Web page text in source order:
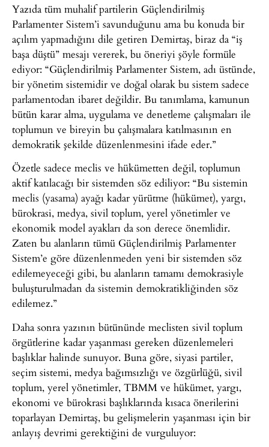
Yazıda tüm muhalif partilerin Güçlendirilmiş
Parlamenter Sistem’i savunduğunu ama bu konuda bir
açılım yapmadığını dile getiren Demirtaş, biraz da “iş
başa düştü” mesajı vererek, bu öneriyi şöyle formüle
ediyor: “Güçlendirilmiş Parlamenter Sistem, adı üstünde,
bir yönetim sistemidir ve doğal olarak bu sistem sadece
parlamentodan ibaret değildir. Bu tanımlama, kamunun
bütün karar alma, uygulama ve denetleme çalışmaları ile
toplumun ve bireyin bu çalışmalara katılmasının en
demokratik şekilde düzenlenmesini ifade eder.”
Özetle sadece meclis ve hükümetten değil, toplumun
aktif katılacağı bir sistemden söz ediliyor: “Bu sistemin
meclis (yasama) ayağı kadar yürütme (hükümet), yargı,
bürokrasi, medya, sivil toplum, yerel yönetimler ve
ekonomik model ayakları da son derece önemlidir.
Zaten bu alanların tümü Güçlendirilmiş Parlamenter
Sistem’e göre düzenlenmeden yeni bir sistemden söz
edilemeyeceği gibi, bu alanların tamamı demokrasiyle
buluşturulmadan da sistemin demokratikliğinden söz
edilemez.”
Daha sonra yazının bütününde meclisten sivil toplum
örgütlerine kadar yaşanması gereken düzenlemeleri
başlıklar halinde sunuyor. Buna göre, siyasi partiler,
seçim sistemi, medya bağımsızlığı ve özgürlüğü, sivil
toplum, yerel yönetimler, TBMM ve hükümet, yargı,
ekonomi ve bürokrasi başlıklarında kısaca önerilerini
toparlayan Demirtaş, bu gelişmelerin yaşanması için bir
anlayış devrimi gerektiğini de vurguluyor: